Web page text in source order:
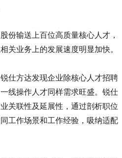
份输送上百位高质量核心人才，
关业务上的发展速度明显加快。
仕方达发现企业除核心人才招聘
线操作人才同样需求旺盛。锐仕
关联性及延展性，通过剖析职位
工作场景和工作经验，吸纳适配